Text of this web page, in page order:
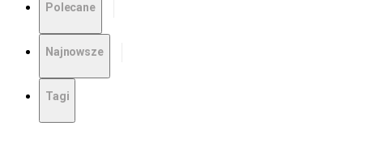
Polecane
Najnowsze
Tagi